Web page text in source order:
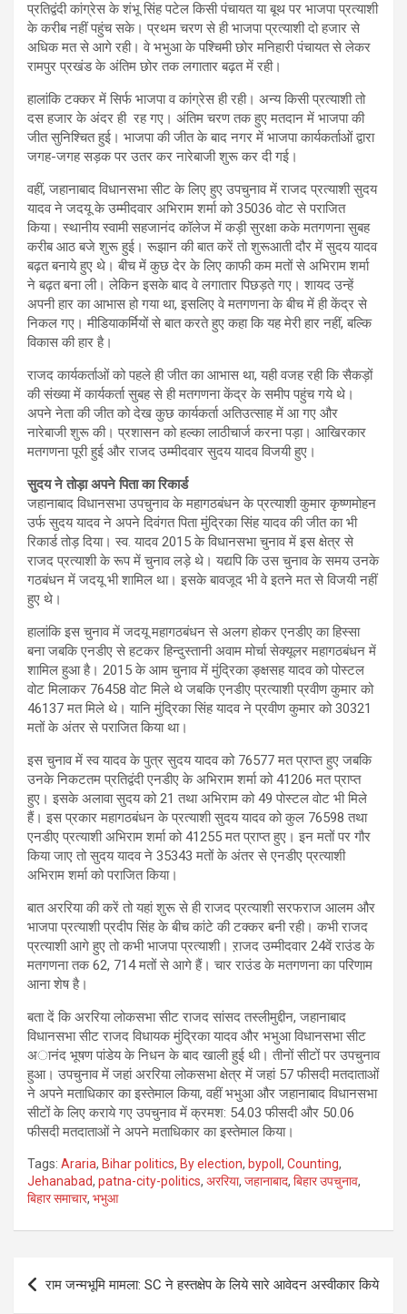
प्रतिद्वंदी कांग्रेस के शंभू सिंह पटेल किसी पंचायत या बूथ पर भाजपा प्रत्‍याशी
के करीब नहीं पहुंच सके। प्रथम चरण से ही भाजपा प्रत्‍याशी दो हजार से
अधिक मत से आगे रही। वे भभुआ के पश्चिमी छोर मनिहारी पंचायत से लेकर
रामपुर प्रखंड के अंतिम छोर तक लगातार बढ़त में रही।
हालांकि टक्कर में सिर्फ भाजपा व कांग्रेस ही रही। अन्य किसी प्रत्याशी तो
दस हजार के अंदर ही रह गए। अंतिम चरण तक हुए मतदान में भाजपा की
जीत सुनिश्चित हुई। भाजपा की जीत के बाद नगर में भाजपा कार्यकर्ताओं द्वारा
जगह-जगह सड़क पर उतर कर नारेबाजी शुरू कर दी गई।
वहीं, जहानाबाद विधानसभा सीट के लिए हुए उपचुनाव में राजद प्रत्‍याशी सुदय
यादव ने जदयू के उम्‍मीदवार अभिराम शर्मा को 35036 वोट से पराजित
किया। स्‍थानीय स्‍वामी सहजानंद कॉलेज में कड़ी सुरक्षा कके मतगणना सुबह
करीब आठ बजे शुरू हुई। रूझान की बात करें तो शुरूआती दौर में सुदय यादव
बढ़त बनाये हुए थे। बीच में कुछ देर के लिए काफी कम मतों से अभिराम शर्मा
ने बढ़त बना ली। लेकिन इसके बाद वे लगातार पिछड़ते गए। शायद उन्‍हें
अपनी हार का आभास हो गया था, इसलिए वे मतगणना के बीच में ही केंद्र से
निकल गए। मीडियाकर्मियों से बात करते हुए कहा कि यह मेरी हार नहीं, बल्कि
विकास की हार है।
राजद कार्यकर्ताओं को पहले ही जीत का आभास था, यही वजह रही कि सैकड़ों
की संख्‍या में कार्यकर्ता सुबह से ही मतगणना केंद्र के समीप पहुंच गये थे।
अपने नेता की जीत को देख कुछ कार्यकर्ता अतिउत्‍साह में आ गए और
नारेबाजी शुरू की। प्रशासन को हल्‍का लाठीचार्ज करना पड़ा। आखिरकार
मतगणना पूरी हुई और राजद उम्‍मीदवार सुदय यादव विजयी हुए।
सुदय ने तोड़ा अपने पिता का रिकार्ड
जहानाबाद विधानसभा उपचुनाव के महागठबंधन के प्रत्याशी कुमार कृष्णमोहन
उर्फ सुदय यादव ने अपने दिवंगत पिता मुंद्रिका सिंह यादव की जीत का भी
रिकार्ड तोड़ दिया। स्व. यादव 2015 के विधानसभा चुनाव में इस क्षेत्र से
राजद प्रत्याशी के रूप में चुनाव लड़े थे। यद्यपि कि उस चुनाव के समय उनके
गठबंधन में जदयू भी शामिल था। इसके बावजूद भी वे इतने मत से विजयी नहीं
हुए थे।
हालांकि इस चुनाव में जदयू महागठबंधन से अलग होकर एनडीए का हिस्सा
बना जबकि एनडीए से हटकर हिन्दुस्तानी अवाम मोर्चा सेक्यूलर महागठबंधन में
शामिल हुआ है। 2015 के आम चुनाव में मुंद्रिका ङ्क्षसह यादव को पोस्टल
वोट मिलाकर 76458 वोट मिले थे जबकि एनडीए प्रत्याशी प्रवीण कुमार को
46137 मत मिले थे। यानि मुंद्रिका सिंह यादव ने प्रवीण कुमार को 30321
मतों के अंतर से पराजित किया था।
इस चुनाव में स्व यादव के पुत्र सुदय यादव को 76577 मत प्राप्त हुए जबकि
उनके निकटतम प्रतिद्वंदी एनडीए के अभिराम शर्मा को 41206 मत प्राप्त
हुए। इसके अलावा सुदय को 21 तथा अभिराम को 49 पोस्टल वोट भी मिले
हैं। इस प्रकार महागठबंधन के प्रत्याशी सुदय यादव को कुल 76598 तथा
एनडीए प्रत्याशी अभिराम शर्मा को 41255 मत प्राप्त हुए। इन मतों पर गौर
किया जाए तो सुदय यादव ने 35343 मतों के अंतर से एनडीए प्रत्याशी
अभिराम शर्मा को पराजित किया।
बात अररिया की करें तो यहां शुरू से ही राजद प्रत्‍याशी सरफराज आलम और
भाजपा प्रत्‍याशी प्रदीप सिंह के बीच कांटे की टक्‍कर बनी रही। कभी राजद
प्रत्‍याशी आगे हुए तो कभी भाजपा प्रत्‍याशी। ऱाजद उम्मीदवार 24वें राउंड के
मतगणना तक 62, 714 मतों से आगे हैं। चार राउंड के मतगणना का परिणाम
आना शेष है।
बता दें कि अररिया लोकसभा सीट राजद सांसद तस्‍लीमुद्दीन, जहानाबाद
विधानसभा सीट राजद विधायक मु‍ंद्रिका यादव और भभुआ विधानसभा सीट
अानंद भूषण पांडेय के निधन के बाद खाली हुई थी। तीनों सीटों पर उपचुनाव
हुआ। उपचुनाव में जहां अररिया लोकसभा क्षेत्र में जहां 57 फीसदी मतदाताओं
ने अपने मताधिकार का इस्तेमाल किया, वहीं भभुआ और जहानाबाद विधानसभा
सीटों के लिए कराये गए उपचुनाव में क्रमश: 54.03 फीसदी और 50.06
फीसदी मतदाताओं ने अपने मताधिकार का इस्तेमाल किया।
Tags: Araria, Bihar politics, By election, bypoll , Counting,
Jehanabad, patna-city-politics, अररिया, जहानाबाद, बिहार उपचुनाव,
बिहार समाचार, भभुआ
Post
navigation
राम जन्मभूमि मामला: SC ने हस्तक्षेप के लिये सारे आवेदन अस्वीकार किये